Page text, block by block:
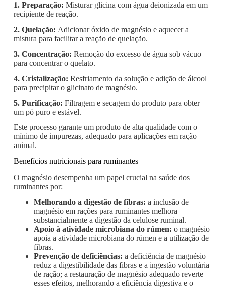
1. Preparação: Misturar glicina com água deionizada em um
recipiente de reação.
2. Quelação: Adicionar óxido de magnésio e aquecer a
mistura para facilitar a reação de quelação.
3. Concentração: Remoção do excesso de água sob vácuo
para concentrar o quelato.
4. Cristalização: Resfriamento da solução e adição de álcool
para precipitar o glicinato de magnésio.
5. Purificação: Filtragem e secagem do produto para obter
um pó puro e estável.
Este processo garante um produto de alta qualidade com o
mínimo de impurezas, adequado para aplicações em ração
animal.
Benefícios nutricionais para ruminantes
O magnésio desempenha um papel crucial na saúde dos
ruminantes por:
Melhorando a digestão de fibras: a inclusão de
magnésio em rações para ruminantes melhora
substancialmente a digestão da celulose ruminal.
Apoio à atividade microbiana do rúmen: o magnésio
apoia a atividade microbiana do rúmen e a utilização de
fibras.
Prevenção de deficiências: a deficiência de magnésio
reduz a digestibilidade das fibras e a ingestão voluntária
de ração; a restauração de magnésio adequado reverte
esses efeitos, melhorando a eficiência digestiva e o